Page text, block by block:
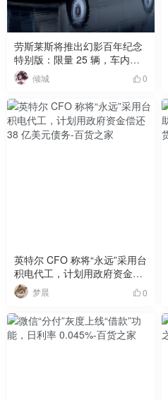
劳斯莱斯将推出幻影百年纪念
特别版：限量 25 辆，车内用
上 24K 镀金
倾城 0
英特尔 CFO 称将“永远”采用台
积电代工，计划用政府资金偿
还 38 亿美元债务
梦晨 0